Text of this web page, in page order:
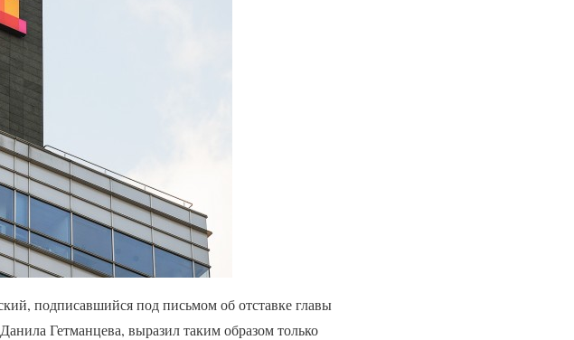
подписавшийся под письмом об отставке главы
Гетманцева, выразил таким образом только